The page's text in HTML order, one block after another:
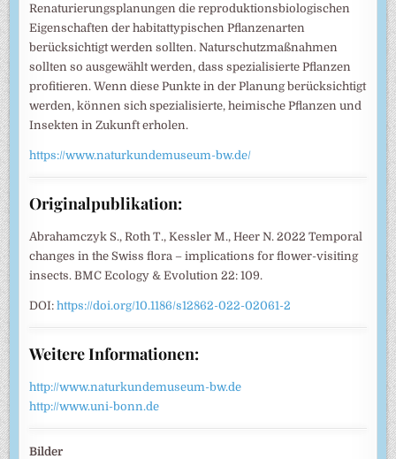
Renaturierungsplanungen die reproduktionsbiologischen
Eigenschaften der habitattypischen Pflanzenarten
berücksichtigt werden sollten. Naturschutzmaßnahmen
sollten so ausgewählt werden, dass spezialisierte Pflanzen
profitieren. Wenn diese Punkte in der Planung berücksichtigt
werden, können sich spezialisierte, heimische Pflanzen und
Insekten in Zukunft erholen.
https://www.naturkundemuseum-bw.de/
Originalpublikation:
Abrahamczyk S., Roth T., Kessler M., Heer N. 2022 Temporal
changes in the Swiss flora – implications for flower-visiting
insects. BMC Ecology & Evolution 22: 109.
DOI:https://doi.org/10.1186/s12862-022-02061-2
Weitere Informationen:
http://www.naturkundemuseum-bw.de
http://www.uni-bonn.de
Bilder